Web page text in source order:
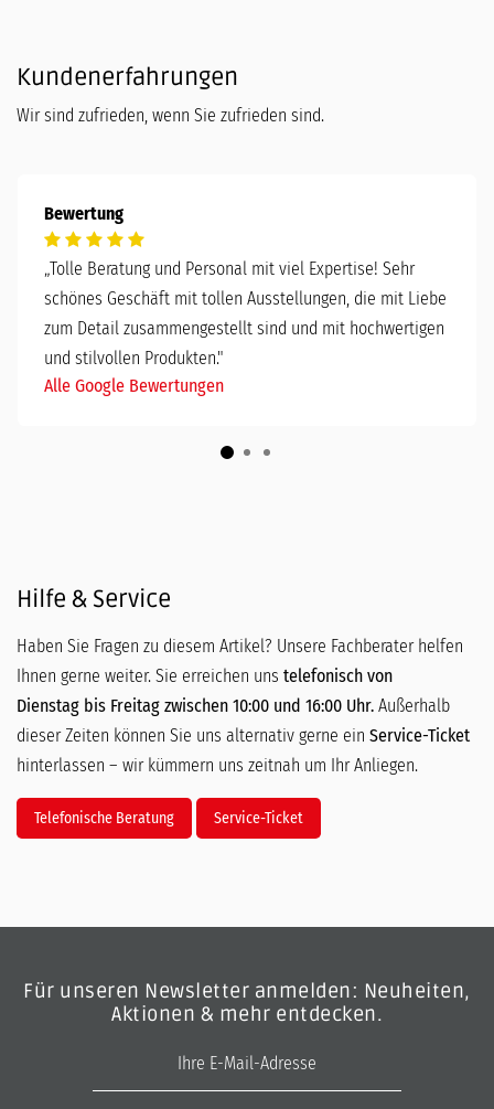
Kundenerfahrungen
Wir sind zufrieden, wenn Sie zufrieden sind.
Bewertung
„Tolle Beratung und Personal mit viel Expertise! Sehr
schönes Geschäft mit tollen Ausstellungen, die mit Liebe
zum Detail zusammengestellt sind und mit hochwertigen
und stilvollen Produkten."
Alle Google Bewertungen
Hilfe & Service
Haben Sie Fragen zu diesem Artikel? Unsere Fachberater helfen
Ihnen gerne weiter. Sie erreichen uns telefonisch von
Dienstag bis Freitag zwischen 10:00 und 16:00 Uhr. Außerhalb
dieser Zeiten können Sie uns alternativ gerne ein Service-Ticket
hinterlassen – wir kümmern uns zeitnah um Ihr Anliegen.
Telefonische Beratung Service-Ticket
Für unseren Newsletter anmelden: Neuheiten,
Aktionen & mehr entdecken.